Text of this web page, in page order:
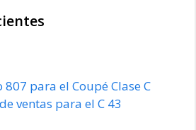
para el Coupé Clase C
ventas para el C 43